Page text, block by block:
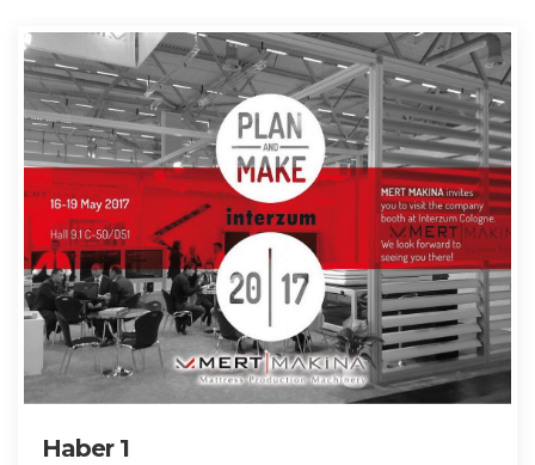
Haber 1